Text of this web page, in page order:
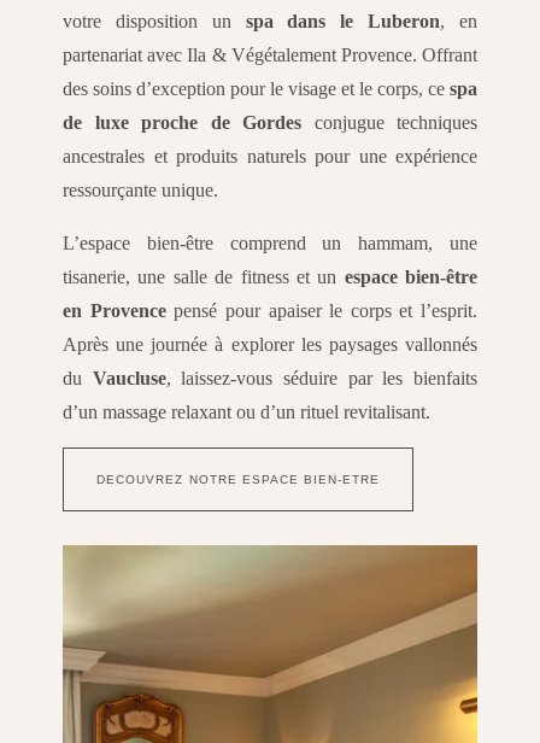
votre disposition un spa dans le Luberon, en
partenariat avec Ila & Végétalement Provence. Offrant
des soins d’exception pour le visage et le corps, ce spa
de luxe proche de Gordes conjugue techniques
ancestrales et produits naturels pour une expérience
ressourçante unique.
L’espace bien-être comprend un hammam, une
tisanerie, une salle de fitness et un espace bien-être
en Provencepensé pour apaiser le corps et l’esprit.
Après une journée à explorer les paysages vallonnés
du Vaucluse, laissez-vous séduire par les bienfaits
d’un massage relaxant ou d’un rituel revitalisant.
DECOUVREZ NOTRE ESPACE BIEN-ETRE